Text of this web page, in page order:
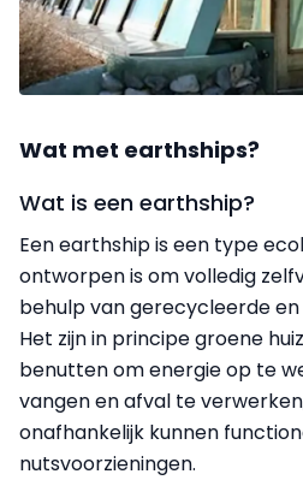
Wat met earthships?
Wat is een earthship?
Een earthship is een type
ontworpen is om volledig
behulp van gerecycleerde
Het zijn in principe groene
benutten om energie op te
vangen en afval te
onafhankelijk kunnen
nutsvoorzieningen.